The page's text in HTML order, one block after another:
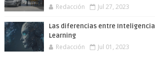
Redacción Jul 27, 2023
Las diferencias entre
Learning
Redacción Jul 01, 2023